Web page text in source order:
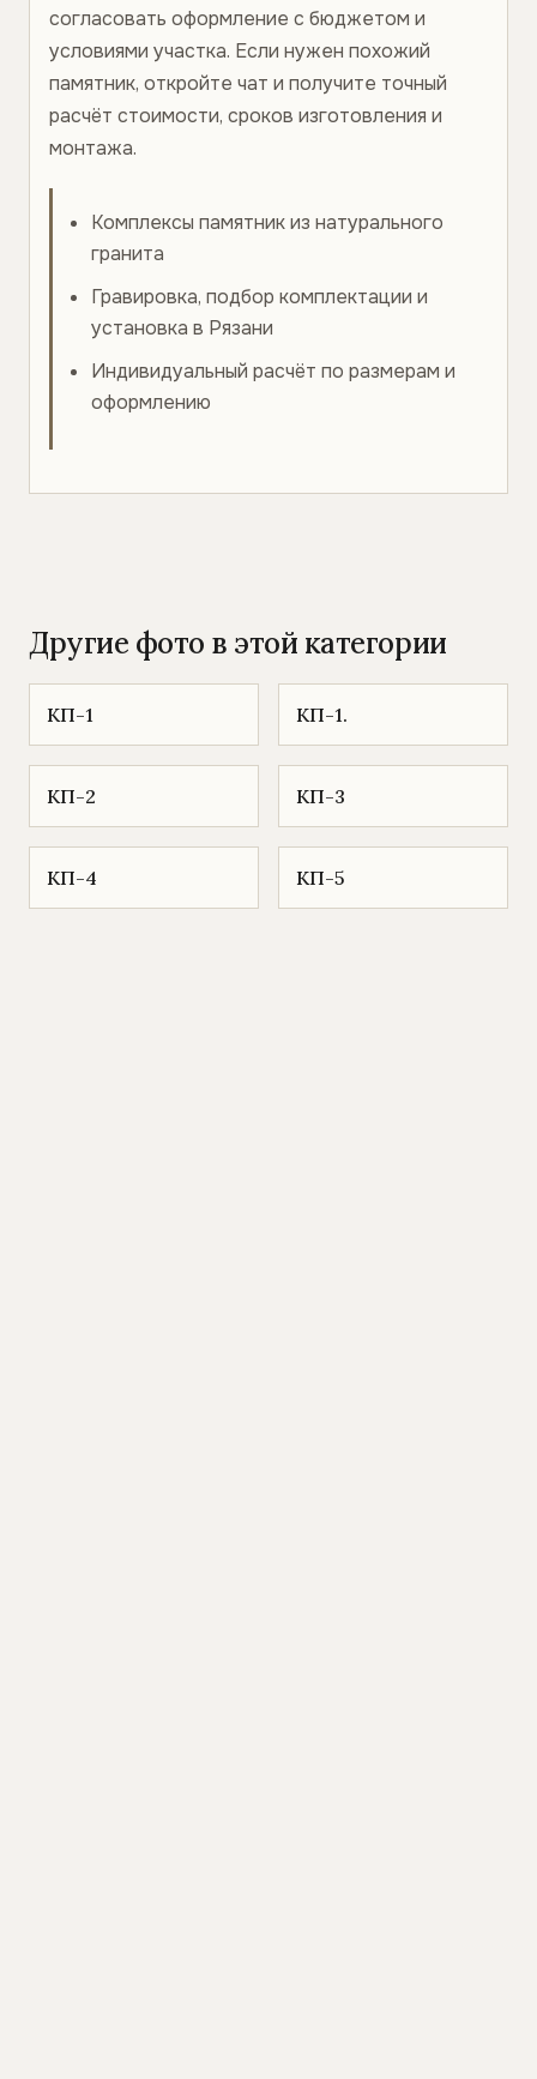
согласовать оформление с бюджетом и
условиями участка. Если нужен похожий
памятник, откройте чат и получите точный
расчёт стоимости, сроков изготовления и
монтажа.
Комплексы памятник из натурального
гранита
Гравировка, подбор комплектации и
установка в Рязани
Индивидуальный расчёт по размерам и
оформлению
Другие фото в этой категории
КП-1 КП-1.
КП-2 КП-3
КП-4 КП-5